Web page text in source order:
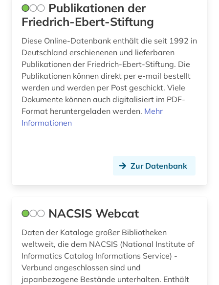
båtsfjord (1)
böhmen (2)
bühnenwerk (1)
bürger (1)
bürgerfamilie (1)
china (1)
chinesische medizin (1)
chorgesang (1)
chormusik (1)
Publikationen der
Friedrich-Ebert-Stiftung
Diese Online-Datenbank enthält die seit 1992 in
Deutschland erschienenen und lieferbaren
Publikationen der Friedrich-Ebert-Stiftung. Die
Publikationen können direkt per e-mail bestellt
werden und werden per Post geschickt. Viele
Dokumente können auch digitalisiert im PDF-
Format heruntergeladen werden. Mehr
Informationen
Zur Datenbank
NACSIS Webcat
Daten der Kataloge großer Bibliotheken
weltweit, die dem NACSIS (National Institute of
Informatics Catalog Informations Service) -
Verbund angeschlossen sind und
japanbezogene Bestände unterhalten. Enthält